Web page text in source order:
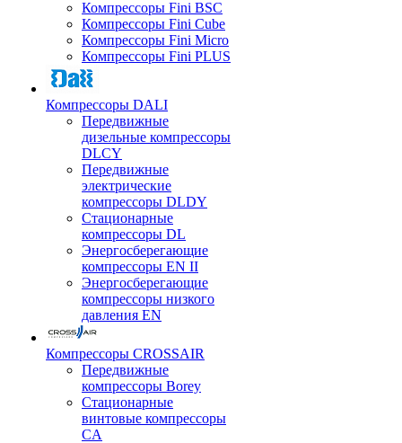
Компрессоры Fini BSC
Компрессоры Fini Cube
Компрессоры Fini Micro
Компрессоры Fini PLUS
Компрессоры DALI
Передвижные
дизельные компрессоры
DLCY
Передвижные
электрические
компрессоры DLDY
Стационарные
компрессоры DL
Энергосберегающие
компрессоры EN II
Энергосберегающие
компрессоры низкого
давления EN
Компрессоры CROSSAIR
Передвижные
компрессоры Borey
Стационарные
винтовые компрессоры
CA